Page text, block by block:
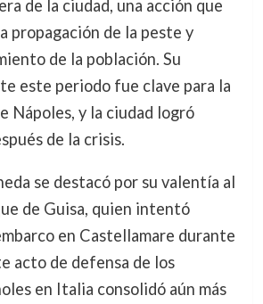
de la ciudad, una acción que
propagación de la peste y
de la población. Su
este periodo fue clave para la
Nápoles, y la ciudad logró
de la crisis.
se destacó por su valentía al
de Guisa, quien intentó
en Castellamare durante
acto de defensa de los
en Italia consolidó aún más